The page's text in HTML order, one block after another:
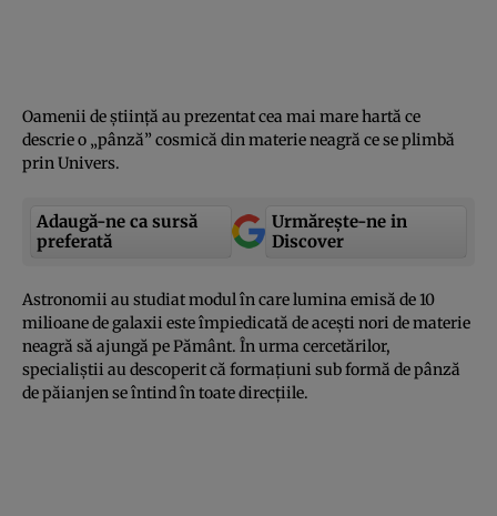
Oamenii de ştiinţă au prezentat cea mai mare hartă ce
descrie o „pânză” cosmică din materie neagră ce se plimbă
prin Univers.
Adaugă-ne ca sursă
preferată
Urmărește-ne in
Discover
Astronomii au studiat modul în care lumina emisă de 10
milioane de galaxii este împiedicată de aceşti nori de materie
neagră să ajungă pe Pământ. În urma cercetărilor,
specialiştii au descoperit că formaţiuni sub formă de pânză
de păianjen se întind în toate direcţiile.